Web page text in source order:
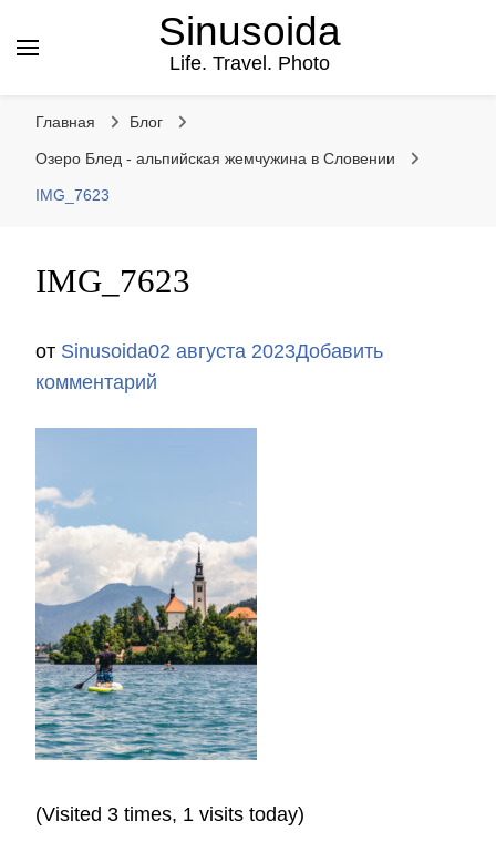
Sinusoida
Life. Travel. Photo
Главная Блог
Озеро Блед - альпийская жемчужина в Словении
IMG_7623
IMG_7623
от Sinusoida02 августа 2023Добавить
комментарий
(Visited 3 times, 1 visits today)